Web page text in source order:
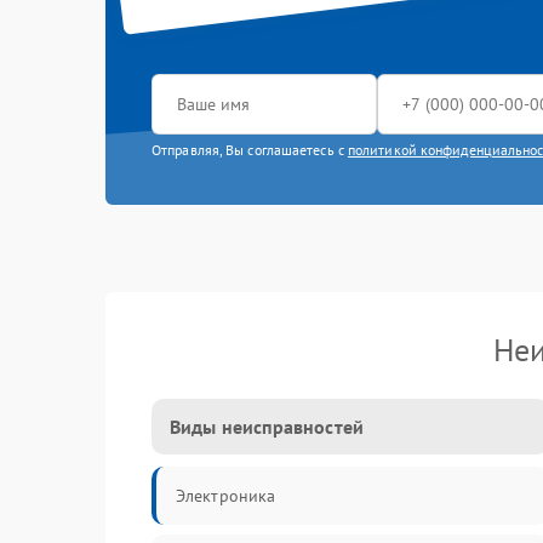
Отправляя, Вы соглашаетесь с политикой
Виды неисправностей
Электроника